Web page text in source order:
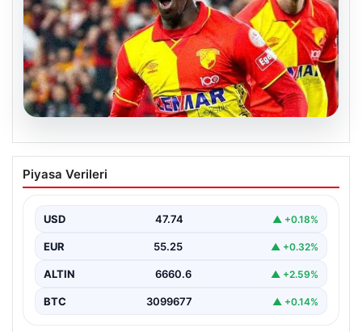
07.08.2026
Göztepe’de hareketlilik: Anthony
Dennis için Almanya’dan teklif
Süper Lig temsilcisi Göztepe'nin orta sahasında görev
Piyasa Verileri
USD 47.74 ▲ +0.18%
EUR 55.25 ▲ +0.32%
ALTIN 6660.6 ▲ +2.59%
BTC 3099677 ▲ +0.14%